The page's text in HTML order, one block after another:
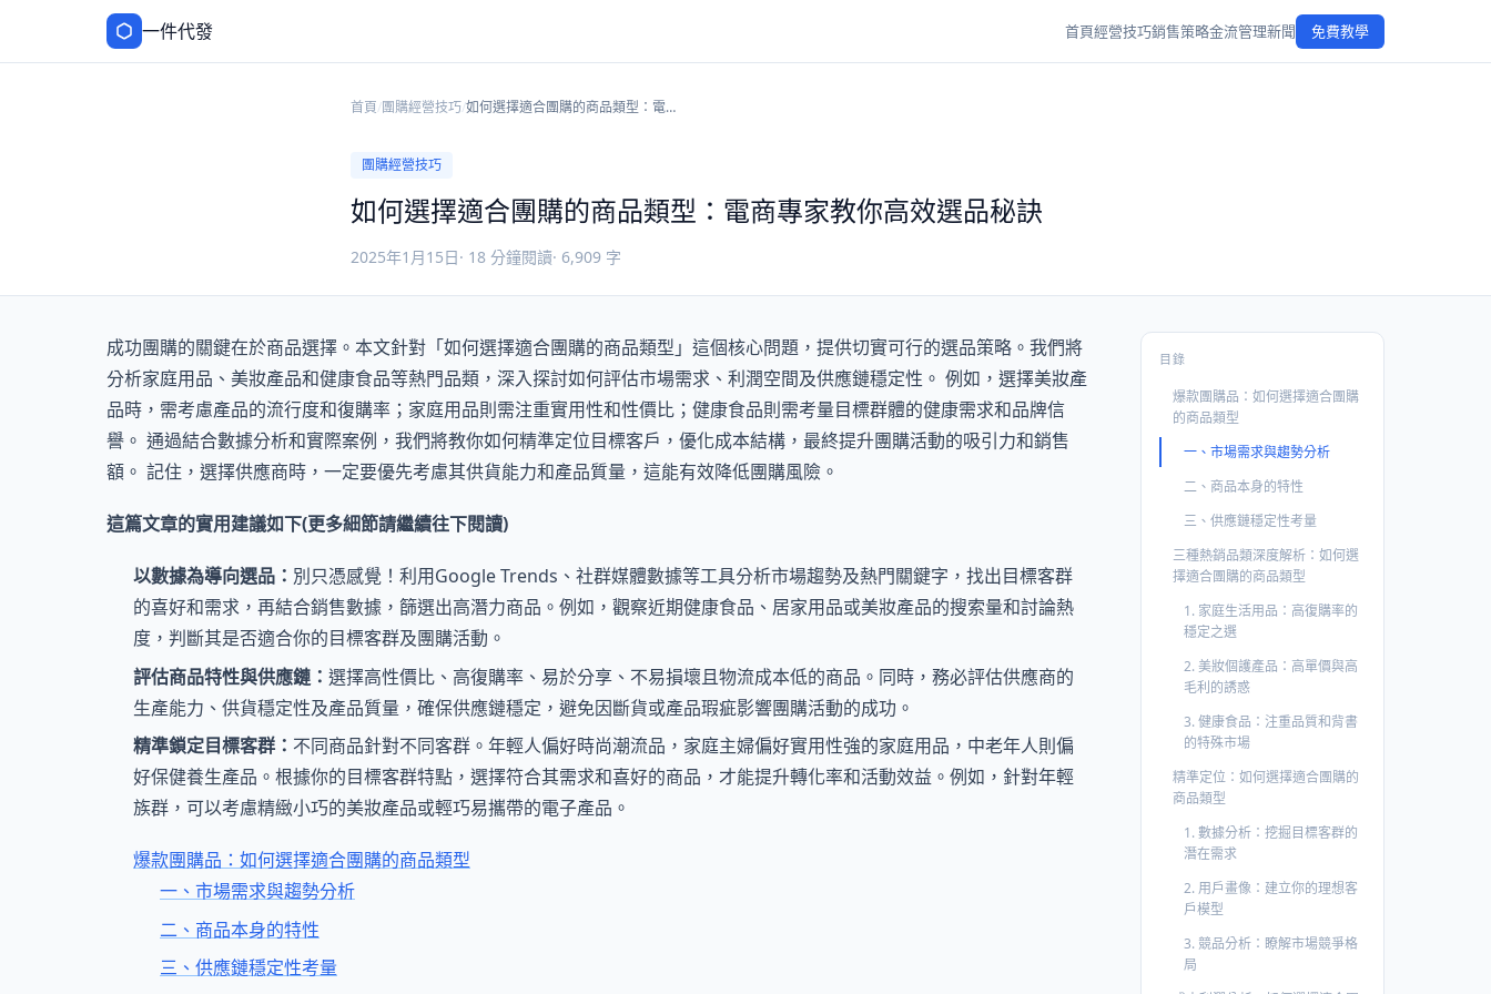
一件代發 首頁經營技巧銷售策略金流管理新聞 免費教學
首頁/團購經營技巧/如何選擇適合團購的商品類型：電商
團購經營技巧
如何選擇適合團購的商品類型：電商專家教你高效選品秘訣
2025年1月15日· 18 分鐘閱讀· 6,909 字
成功團購的關鍵在於商品選擇。本文針對「如何選擇適合團購的商品類型」這個核心問題，提供切實可行的選品策略。我們將
分析家庭用品、美妝產品和健康食品等熱門品類，深入探討如何評估市場需求、利潤空間及供應鏈穩定性。 例如，選擇美妝產
品時，需考慮產品的流行度和復購率；家庭用品則需注重實用性和性價比；健康食品則需考量目標群體的健康需求和品牌信
譽。 通過結合數據分析和實際案例，我們將教你如何精準定位目標客戶，優化成本結構，最終提升團購活動的吸引力和銷售
額。 記住，選擇供應商時，一定要優先考慮其供貨能力和產品質量，這能有效降低團購風險。
這篇文章的實用建議如下(更多細節請繼續往下閱讀)
以數據為導向選品： 別只憑感覺！利用Google Trends、社群媒體數據等工具分析市場趨勢及熱門關鍵字，找出目標客群
的喜好和需求，再結合銷售數據，篩選出高潛力商品。例如，觀察近期健康食品、居家用品或美妝產品的搜索量和討論熱
度，判斷其是否適合你的目標客群及團購活動。
評估商品特性與供應鏈： 選擇高性價比、高復購率、易於分享、不易損壞且物流成本低的商品。同時，務必評估供應商的
生產能力、供貨穩定性及產品質量，確保供應鏈穩定，避免因斷貨或產品瑕疵影響團購活動的成功。
精準鎖定目標客群： 不同商品針對不同客群。年輕人偏好時尚潮流品，家庭主婦偏好實用性強的家庭用品，中老年人則偏
好保健養生產品。根據你的目標客群特點，選擇符合其需求和喜好的商品，才能提升轉化率和活動效益。例如，針對年輕
族群，可以考慮精緻小巧的美妝產品或輕巧易攜帶的電子產品。
爆款團購品：如何選擇適合團購的商品類型
一、市場需求與趨勢分析
二、商品本身的特性
三、供應鏈穩定性考量
目錄
爆款團購品：如何選擇適合團購
的商品類型
一、市場需求與趨勢分析
二、商品本身的特性
三、供應鏈穩定性考量
三種熱銷品類深度解析：如何選
擇適合團購的商品類型
1. 家庭生活用品：高復購率的
穩定之選
2. 美妝個護產品：高單價與高
毛利的誘惑
3. 健康食品：注重品質和背書
的特殊市場
精準定位：如何選擇適合團購的
商品類型
1. 數據分析：挖掘目標客群的
潛在需求
2. 用戶畫像：建立你的理想客
戶模型
3. 競品分析：瞭解市場競爭格
局